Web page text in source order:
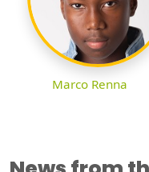
Marco Renna